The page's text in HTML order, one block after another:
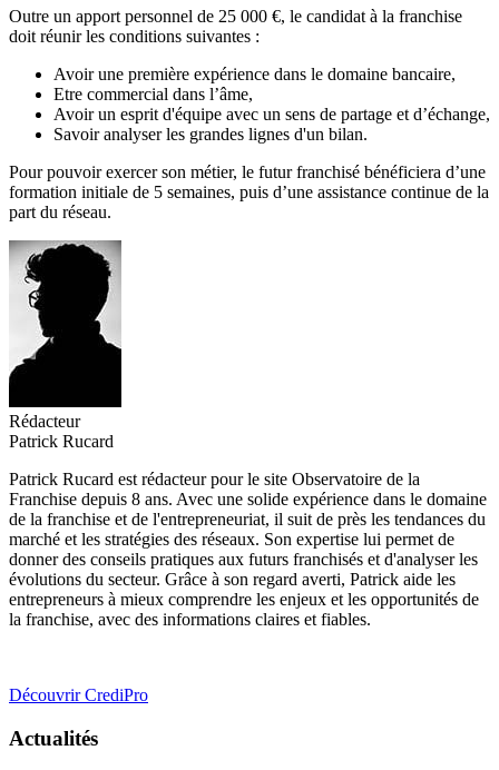
Outre un apport personnel de 25 000 €, le candidat à la franchise
doit réunir les conditions suivantes :
Avoir une première expérience dans le domaine bancaire,
Etre commercial dans l’âme,
Avoir un esprit d'équipe avec un sens de partage et d’échange,
Savoir analyser les grandes lignes d'un bilan.
Pour pouvoir exercer son métier, le futur franchisé bénéficiera d’une
formation initiale de 5 semaines, puis d’une assistance continue de la
part du réseau.
Rédacteur
Patrick Rucard
Patrick Rucard est rédacteur pour le site Observatoire de la
Franchise depuis 8 ans. Avec une solide expérience dans le domaine
de la franchise et de l'entrepreneuriat, il suit de près les tendances du
marché et les stratégies des réseaux. Son expertise lui permet de
donner des conseils pratiques aux futurs franchisés et d'analyser les
évolutions du secteur. Grâce à son regard averti, Patrick aide les
entrepreneurs à mieux comprendre les enjeux et les opportunités de
la franchise, avec des informations claires et fiables.
Découvrir CrediPro
Actualités